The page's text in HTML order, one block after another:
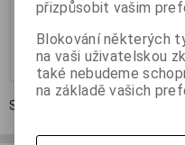
6 990 Kč
Koupit
Strana
přizpůsobit vašim
Blokování některých
na vaši uživatelskou
také nebudeme
na základě vašich